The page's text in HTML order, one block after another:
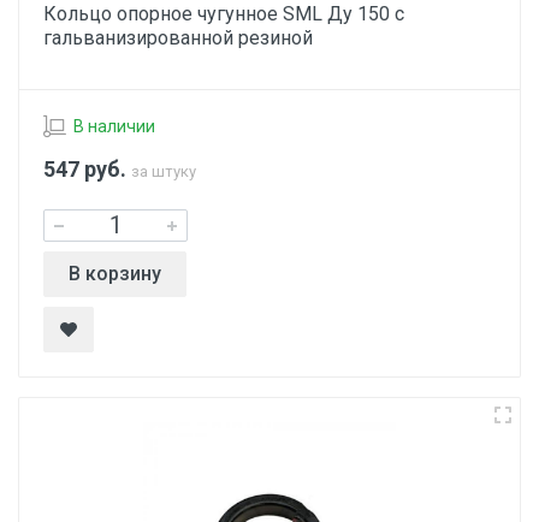
Кольцо опорное чугунное SML Ду 150 с
гальванизированной резиной
В наличии
547 руб. за штуку
В корзину